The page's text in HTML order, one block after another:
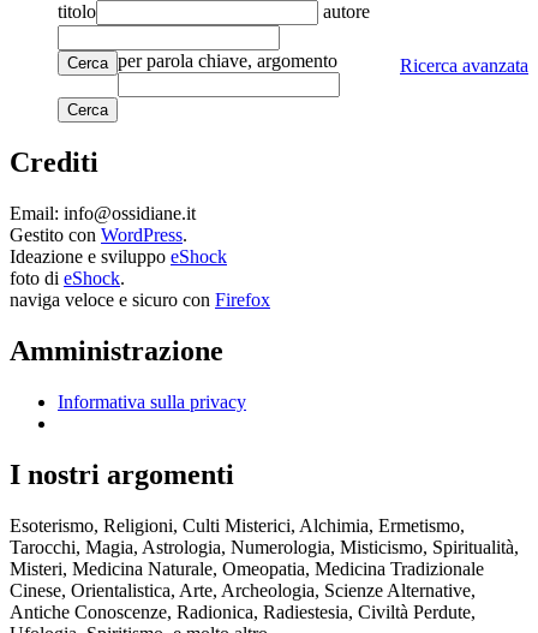
titolo autore
Cerca Ricerca avanzata
per parola chiave, argomento
Crediti
Email: info@ossidiane.it
Gestito con WordPress.
Ideazione e sviluppo eShock
foto di eShock.
naviga veloce e sicuro con Firefox
Amministrazione
Informativa sulla privacy
I nostri argomenti
Esoterismo, Religioni, Culti Misterici, Alchimia, Ermetismo,
Tarocchi, Magia, Astrologia, Numerologia, Misticismo, Spiritualità,
Misteri, Medicina Naturale, Omeopatia, Medicina Tradizionale
Cinese, Orientalistica, Arte, Archeologia, Scienze Alternative,
Antiche Conoscenze, Radionica, Radiestesia, Civiltà Perdute,